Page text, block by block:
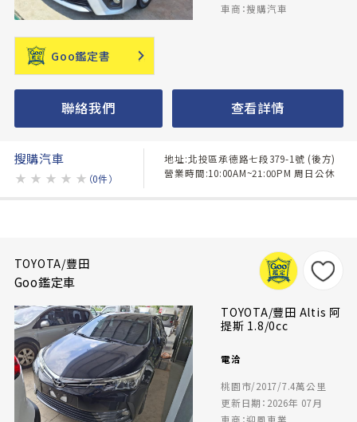
車商：搜購汽車
Goo鑑定書
聯絡我們 查看詳情
搜購汽車
★ ★ ★ ★ ★ （0件）
地址:北投區承德路七段379-1號 (後方)
營業時間:10:00AM~21:00PM 周日公休
TOYOTA/豐田
Goo鑑定車
TOYOTA/豐田 Altis 阿
提斯 1.8/0cc
電洽
桃園市/2017/7.4萬公里
更新日期：2026年 07月